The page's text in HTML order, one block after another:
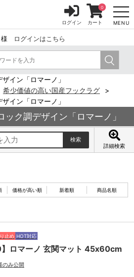
様 ログインはこちら
MENU
ログイン カート
0
イン「ロマーノ」
希少価値の高い国産フックラグ
イン「ロマーノ」
ク調デザイン「ロマーノ」
詳細検索
価格が高い順 新着順 商品名順
止め HOT対応
】ロマーノ 玄関マット 45x60cm
のみ公開